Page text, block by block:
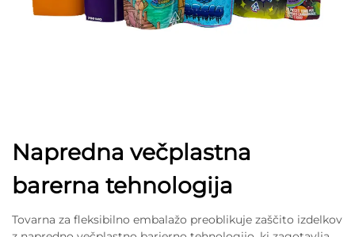
Napredna večplastna
barerna tehnologija
Tovarna za fleksibilno embalažo preoblikuje zaščito izdelkov